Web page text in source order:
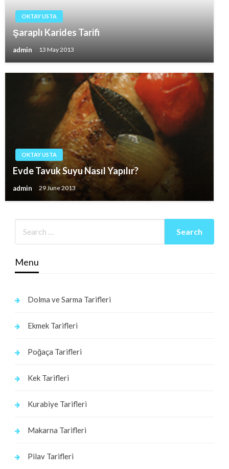
OKTAY USTA
Şaraplı Karides Tarifi
admin 13 May 2013
OKTAY USTA
Evde Tavuk Suyu Nasıl Yapılır?
admin 29 June 2013
Menu
Dolma ve Sarma Tarifleri
Ekmek Tarifleri
Poğaça Tarifleri
Kek Tarifleri
Kurabiye Tarifleri
Makarna Tarifleri
Pilav Tarifleri